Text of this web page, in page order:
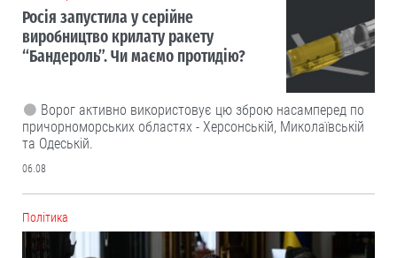
Росія запустила у серійне
виробництво крилату ракету
“Бандероль”. Чи маємо протидію?
Ворог активно використовує цю зброю насамперед по
причорноморських областях - Херсонській, Миколаївській
та Одеській.
06.08
Політика